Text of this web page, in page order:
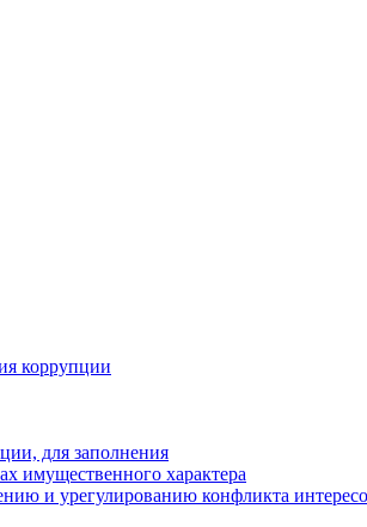
коррупции
для заполнения
имущественного характера
и урегулированию конфликта